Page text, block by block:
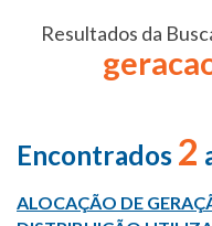
Resultados da
Encontrados 2
ALOCAÇÃO DE